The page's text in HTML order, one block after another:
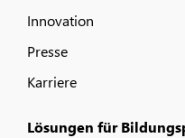
Innovation
Presse
Karriere
Lösungen für